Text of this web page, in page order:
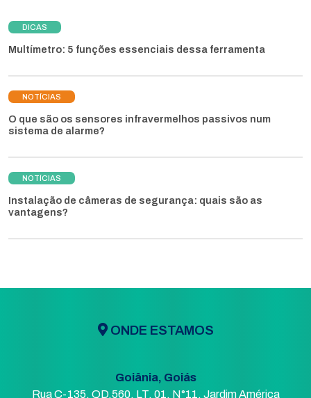
DICAS
Multímetro: 5 funções essenciais dessa ferramenta
NOTÍCIAS
O que são os sensores infravermelhos passivos num
sistema de alarme?
NOTÍCIAS
Instalação de câmeras de segurança: quais são as
vantagens?
ONDE ESTAMOS
Goiânia, Goiás
Rua C-135, QD.560, LT. 01, N°11, Jardim América